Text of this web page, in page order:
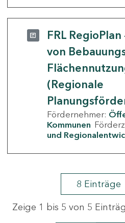
FRL
von
(Regionale
Fördernehmer:
Kommunen
und
8 Einträge
Zeige 1 bis 5 von 5